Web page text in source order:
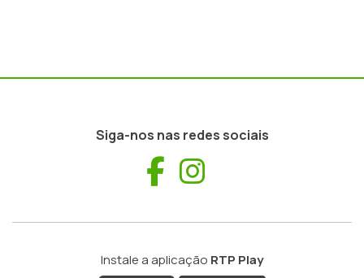
Siga-nos nas redes sociais
Facebook
Instale a aplicação RTP Play